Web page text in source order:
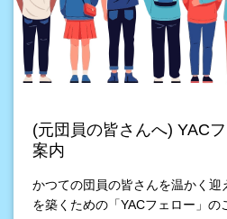
(元団員の皆さんへ) YAC
案内
かつての団員の皆さんを温かく
を築くための「YACフェロー」の